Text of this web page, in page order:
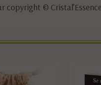
copyright ©